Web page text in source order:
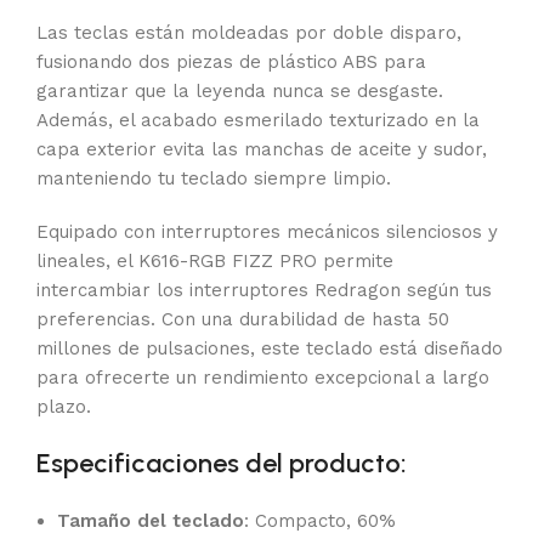
Las teclas están moldeadas por doble disparo,
fusionando dos piezas de plástico ABS para
garantizar que la leyenda nunca se desgaste.
Además, el acabado esmerilado texturizado en la
capa exterior evita las manchas de aceite y sudor,
manteniendo tu teclado siempre limpio.
Equipado con interruptores mecánicos silenciosos y
lineales, el K616-RGB FIZZ PRO permite
intercambiar los interruptores Redragon según tus
preferencias. Con una durabilidad de hasta 50
millones de pulsaciones, este teclado está diseñado
para ofrecerte un rendimiento excepcional a largo
plazo.
Especificaciones del producto:
Tamaño del teclado: Compacto, 60%